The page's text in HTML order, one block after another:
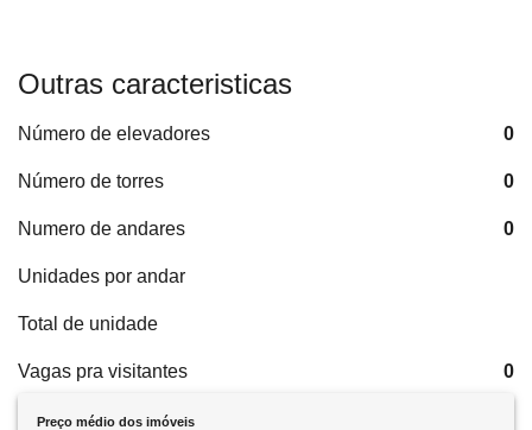
Outras caracteristicas
Número de elevadores 0
Número de torres 0
Numero de andares 0
Unidades por andar
Total de unidade
Vagas pra visitantes 0
Preço médio dos imóveis